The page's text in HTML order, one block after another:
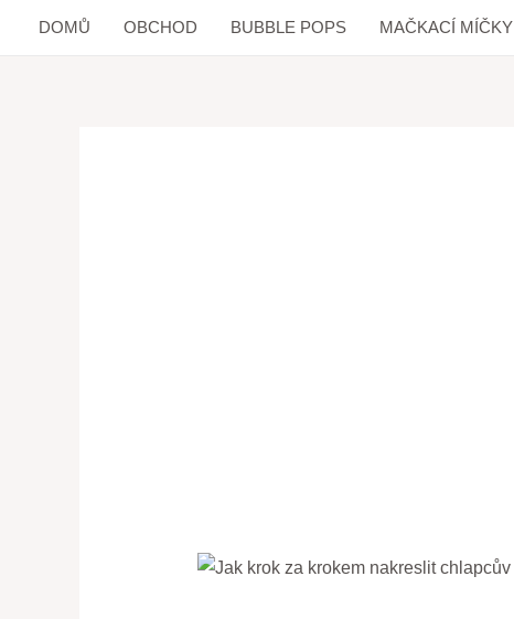
DOMŮ OBCHOD BUBBLE POPS MAČKACÍ MÍČKY